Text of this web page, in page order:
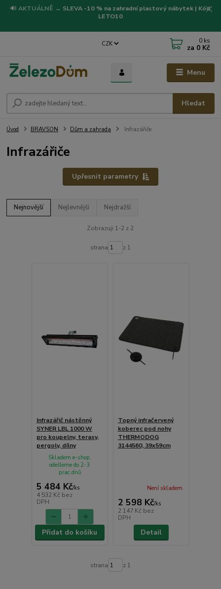
🔊 AKTUÁLNĚ → SLEVA -10 % na zahradní plastový nábytek | Kód:
LETO10
Menu
CZK
Hledat
0 ks
za 0 Kč
Úvod BRAVSON Dům a zahrada Infrazářiče
Infrazářiče
Upřesnit parametry
Nejnovější Nejlevnější Nejdražší
Zobrazuji 1-2 z 2
strana z 1
Infrazářič nástěnný
SYNER LBL 1000 W
pro koupelny, terasy,
pergoly, dílny
5 484 Kč/ks
4 532 Kč bez
DPH
Skladem e-shop,
odešleme do 2-3
prac.dnů
Přidat do košíku
Topný infračervený
koberec pod nohy
THERMODOG
3144560, 39x59cm
2 598 Kč/ks
2 147 Kč bez
DPH
Není skladem
Detail
strana z 1